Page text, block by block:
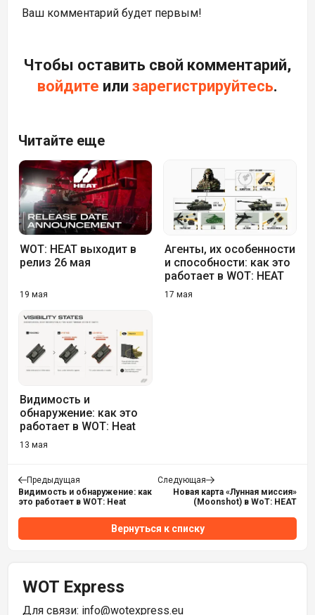
Ваш комментарий будет первым!
Чтобы оставить свой комментарий,
войдите или зарегистрируйтесь.
Читайте еще
WOT: HEAT выходит в
релиз 26 мая
19 мая
Агенты, их особенности
и способности: как это
работает в WOT: HEAT
17 мая
Видимость и
обнаружение: как это
работает в WOT: Heat
13 мая
Предыдущая
Видимость и обнаружение: как
это работает в WOT: Heat
Следующая
Новая карта «Лунная миссия»
(Moonshot) в WoT: HEAT
Вернуться к списку
WOT Express
Для связи: info@wotexpress.eu